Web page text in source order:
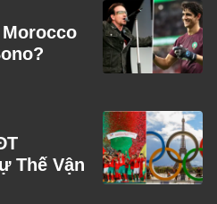
Thế Vận